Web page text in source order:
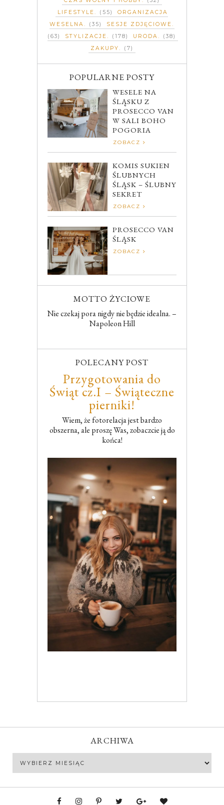
LIFESTYLE
(55)
ORGANIZACJA
WESELNA
(35)
SESJE ZDJĘCIOWE
(63)
STYLIZACJE (178) URODA
(38)
ZAKUPY
(7)
POPULARNE POSTY
WESELE NA
ŚLĄSKU Z
PROSECCO VAN
W SALI BOHO
POGORIA
ZOBACZ
KOMIS SUKIEN
ŚLUBNYCH
ŚLĄSK – ŚLUBNY
SEKRET
ZOBACZ
PROSECCO VAN
ŚLĄSK
ZOBACZ
MOTTO ŻYCIOWE
Nie czekaj pora nigdy nie będzie idealna. –
Napoleon Hill
POLECANY POST
Przygotowania do
Świąt cz.I – Świąteczne
pierniki!
Wiem, że fotorelacja jest bardzo
obszerna, ale proszę Was, zobaczcie ją do
końca!
ARCHIWA
Archiwa